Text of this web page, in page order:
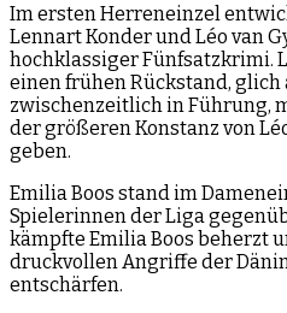
Im ersten Herreneinzel
Lennart Konder und Léo van
hochklassiger Fünfsatzkrimi.
einen frühen Rückstand, glich
zwischenzeitlich in Führung,
der größeren Konstanz von
geben.
Emilia Boos stand im
Spielerinnen der Liga
kämpfte Emilia Boos beherzt
druckvollen Angriffe der
entschärfen.